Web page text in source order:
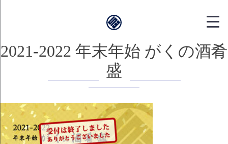
靱本町がく｜
2021-2022 年末年始 がくの酒肴
盛